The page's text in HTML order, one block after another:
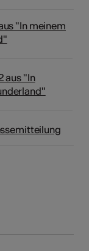
"In meinem
aus "In